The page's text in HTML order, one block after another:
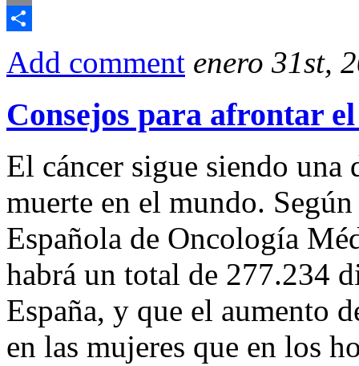
Email
Add comment enero 31st,
Consejos para afrontar
El cáncer sigue siendo una
muerte en el mundo.
Española de Oncología
habrá un total de 277.234
España, y que el aumento
en las mujeres que en los